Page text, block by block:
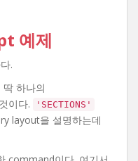
예제
.
하나의
이다. 'SECTIONS'
layout을 설명하는데